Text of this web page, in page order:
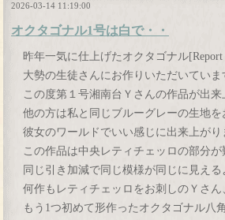
2026-03-14 11:19:00
オクタゴナル1号は白で・・
昨年一気に仕上げたオクタゴナル
大勢の生徒さんにお作りいただいていま
この度第１号湘南台Ｙさんの作品が出来
他の方は私と同じブルーグレーの生地
彼女のワールドでいい感じに出来上がり
この作品は中央レティチェッロの部分
同じ引き加減で同じ模様が同じに見える
何作もレティチェッロをお刺しのＹさん
もう1つ初めて形作ったオクタゴナル八